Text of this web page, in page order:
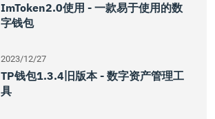
ImToken2.0使用 - 一款易于使用的数
字钱包
2023/12/27
TP钱包1.3.4旧版本 - 数字资产管理工
具